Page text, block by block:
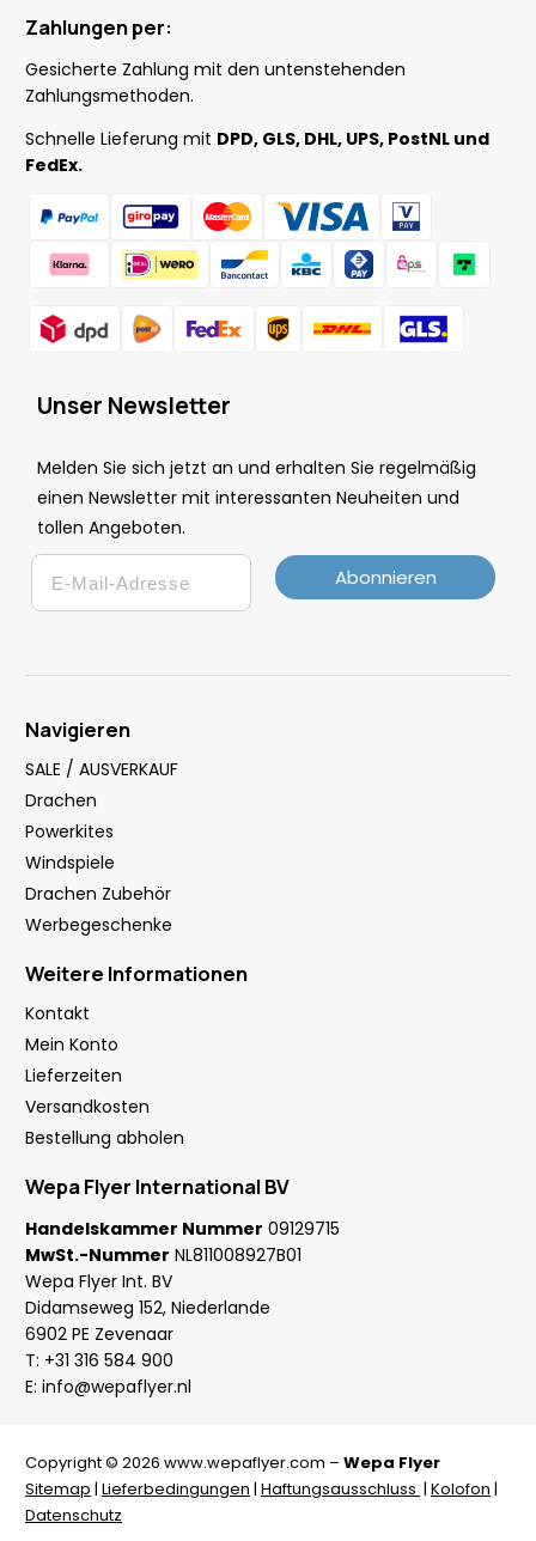
Zahlungen per:
Gesicherte Zahlung mit den untenstehenden
Zahlungsmethoden.
Schnelle Lieferung mit DPD, GLS, DHL, UPS, PostNL und
FedEx.
Unser Newsletter
Melden Sie sich jetzt an und erhalten Sie regelmäßig
einen Newsletter mit interessanten Neuheiten und
tollen Angeboten.
Email
Abonnieren
Navigieren
SALE / AUSVERKAUF
Drachen
Powerkites
Windspiele
Drachen Zubehör
Werbegeschenke
Weitere Informationen
Kontakt
Mein Konto
Lieferzeiten
Versandkosten
Bestellung abholen
Wepa Flyer International BV
Handelskammer Nummer 09129715
MwSt.-Nummer NL811008927B01
Wepa Flyer Int. BV
Didamseweg 152, Niederlande
6902 PE Zevenaar
T: +31 316 584 900
E: info@wepaflyer.nl
Copyright © 2026 www.wepaflyer.com – Wepa Flyer
Sitemap | Lieferbedingungen | Haftungsausschluss | Kolofon |
Datenschutz